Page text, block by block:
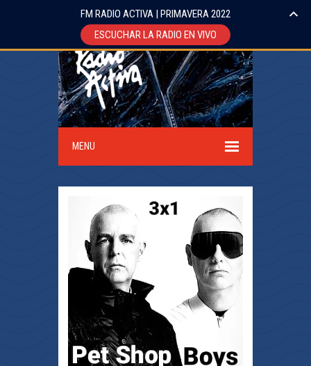
MENU
FM RADIO ACTIVA | PRIMAVERA 2022
ESCUCHAR LA RADIO EN VIVO